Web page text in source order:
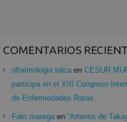
COMENTARIOS
oftalmologia talca enCESUR
participa en el XIII Congreso
de Enfermedades Raras
Fato marega en“Arteritis de